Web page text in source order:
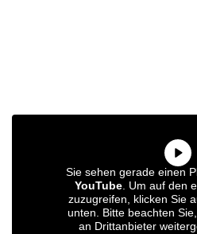
Sie sehen gerade einen
YouTube. Um auf den
zuzugreifen, klicken Sie
unten. Bitte beachten
an Drittanbieter